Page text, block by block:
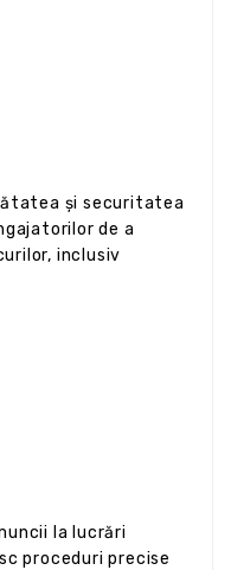
și securitatea
de a
inclusiv
la lucrări
proceduri precise